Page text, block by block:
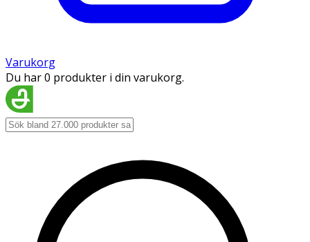
Varukorg
Du har 0 produkter i din varukorg.